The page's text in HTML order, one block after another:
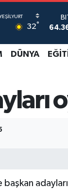
32°
DÜNYA